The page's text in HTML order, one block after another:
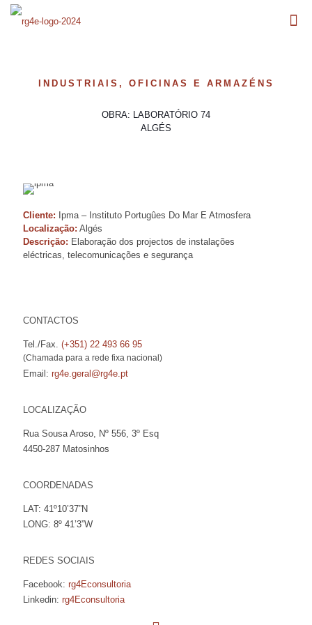
INDUSTRIAIS, OFICINAS E ARMAZÉNS
OBRA: LABORATÓRIO 74
ALGÉS
Cliente: Ipma – Instituto Portugûes Do Mar E Atmosfera
Localização: Algés
Descrição: Elaboração dos projectos de instalações
eléctricas, telecomunicações e segurança
CONTACTOS
Tel./Fax. (+351) 22 493 66 95
(Chamada para a rede fixa nacional)
Email: rg4e.geral@rg4e.pt
LOCALIZAÇÃO
Rua Sousa Aroso, Nº 556, 3º Esq
4450-287 Matosinhos
COORDENADAS
LAT: 41º10’37”N
LONG: 8º 41’3”W
REDES SOCIAIS
Facebook: rg4Econsultoria
Linkedin: rg4Econsultoria